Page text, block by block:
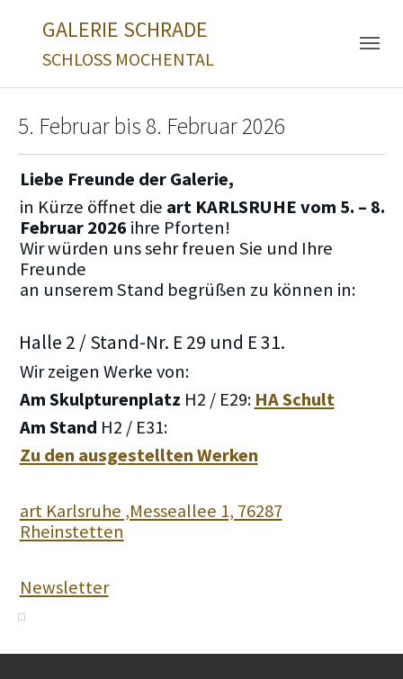
GALERIE SCHRADE
SCHLOSS MOCHENTAL
5. Februar bis 8. Februar 2026
Liebe Freunde der Galerie,
in Kürze öffnet die art KARLSRUHE vom 5. – 8.
Februar 2026 ihre Pforten!
Wir würden uns sehr freuen Sie und Ihre
Freunde
an unserem Stand begrüßen zu können in:
Halle 2 / Stand-Nr. E 29 und E 31.
Wir zeigen Werke von:
Am Skulpturenplatz H2 / E29: HA Schult
Am Stand H2 / E31:
Zu den ausgestellten Werken
art Karlsruhe ,Messeallee 1, 76287
Rheinstetten
Newsletter